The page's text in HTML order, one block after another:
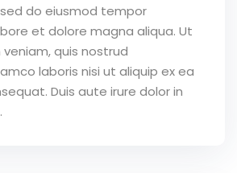
do eiusmod tempor
et dolore magna aliqua. Ut
quis nostrud
laboris nisi ut aliquip ex ea
Duis aute irure dolor in